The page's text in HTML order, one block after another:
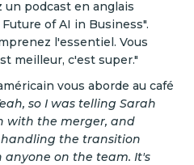
un podcast en anglais
of AI in Business".
l'essentiel. Vous
meilleur, c'est super."
vous aborde au café
so I was telling Sarah
with the merger, and
the transition
on the team. It's